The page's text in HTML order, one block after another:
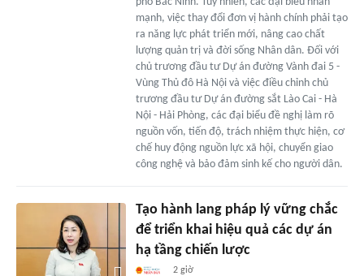
mạnh, việc thay đổi đơn vị hành chính phải tạo
ra năng lực phát triển mới, nâng cao chất
lượng quản trị và đời sống Nhân dân. Đối với
chủ trương đầu tư Dự án đường Vành đai 5 -
Vùng Thủ đô Hà Nội và việc điều chỉnh chủ
trương đầu tư Dự án đường sắt Lào Cai - Hà
Nội - Hải Phòng, các đại biểu đề nghị làm rõ
nguồn vốn, tiến độ, trách nhiệm thực hiện, cơ
chế huy động nguồn lực xã hội, chuyển giao
công nghệ và bảo đảm sinh kế cho người dân.
Tạo hành lang pháp lý vững chắc
để triển khai hiệu quả các dự án
hạ tầng chiến lược
2 giờ